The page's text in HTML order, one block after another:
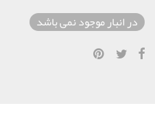
در انبار موجود نمی باشد